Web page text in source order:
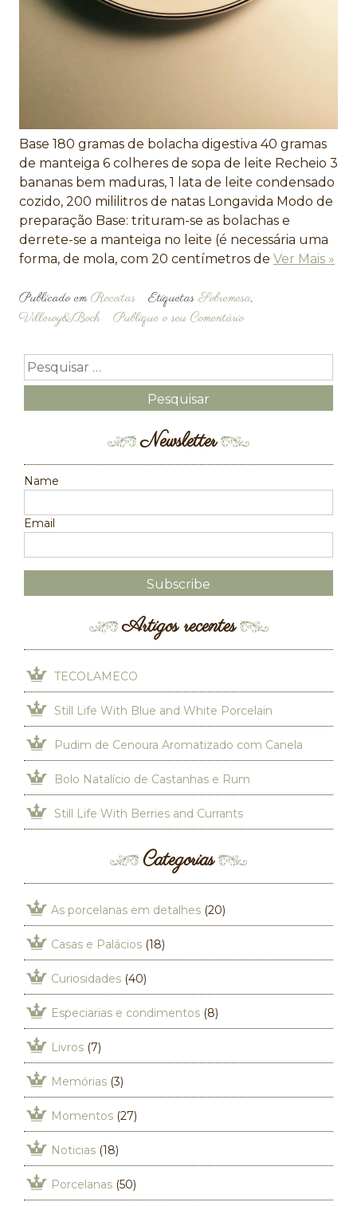
Base 180 gramas de bolacha digestiva 40 gramas
de manteiga 6 colheres de sopa de leite Recheio 3
bananas bem maduras, 1 lata de leite condensado
cozido, 200 mililitros de natas Longavida Modo de
preparação Base: trituram-se as bolachas e
derrete-se a manteiga no leite (é necessária uma
forma, de mola, com 20 centímetros de Ver Mais »
Publicado emReceitas Etiquetas Sobremesa,
Villeroy&Boch
Publique o seu Comentário
Newsletter
Name
Email
Artigos recentes
TECOLAMECO
Still Life With Blue and White Porcelain
Pudim de Cenoura Aromatizado com Canela
Bolo Natalício de Castanhas e Rum
Still Life With Berries and Currants
Categorias
As porcelanas em detalhes (20)
Casas e Palácios (18)
Curiosidades (40)
Especiarias e condimentos (8)
Livros (7)
Memórias (3)
Momentos (27)
Noticias (18)
Porcelanas (50)